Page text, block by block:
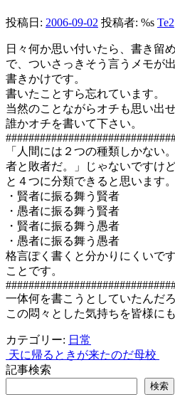
投稿日: 2006-09-02 投稿者: %s Te2
日々何か思い付いたら、書き留
で、ついさっきそう言うメモが
書きかけです。
書いたことすら忘れています。
当然のことながらオチも思い出せ
誰かオチを書いて下さい。
「人間には２つの種類しかない
者と敗者だ。」じゃないですけ
と４つに分類できると思います。
・賢者に振る舞う賢者
・愚者に振る舞う賢者
・賢者に振る舞う愚者
・愚者に振る舞う愚者
格言ぽく書くと分かりにくいで
ことです。
一体何を書こうとしていたんだ
この悶々とした気持ちを皆様に
カテゴリー: 日常
投
稿
天に帰るときが来たのだ母校
記事検索
検索